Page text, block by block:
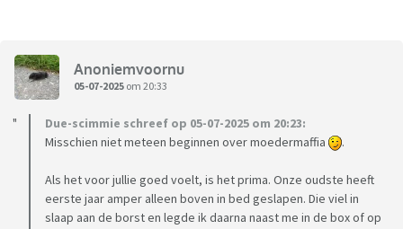
Anoniemvoornu
05-07-2025 om 20:33
Due-scimmie schreef op 05-07-2025 om 20:23:
Misschien niet meteen beginnen over moedermaffia
.
Als het voor jullie goed voelt, is het prima. Onze oudste heeft
eerste jaar amper alleen boven in bed geslapen. Die viel in
slaap aan de borst en legde ik daarna naast me in de box of op